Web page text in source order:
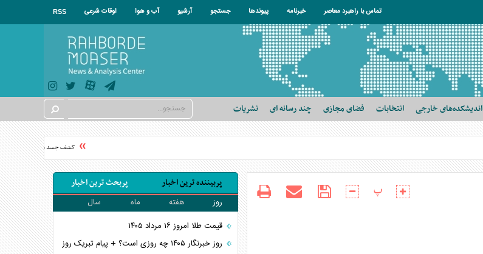
تماس با راهبرد معاصر خبرنامه پیوندها جستجو آرشیو آب و هوا اوقات شرعی RSS
اندیشکده‌های خارجی انتخابات فضای مجازی چند رسانه ای نشریات
کشف جسد مجهول‌الهویه در
پ پربیننده ترین اخبار پربحث ترین اخبار
روز هفته ماه
سال
قیمت طلا امروز ۱۶ مرداد ۱۴۰۵
روز خبرنگار ۱۴۰۵ چه روزی است؟ + پیام تبریک روز